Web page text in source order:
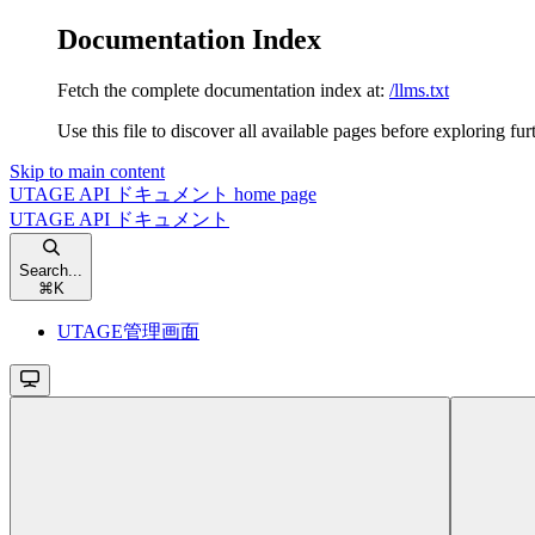
Documentation Index
Fetch the complete documentation index at: /llms.txt
Use this file to discover all available pages before exploring
Skip to main content
UTAGE API ドキュメント home page
UTAGE API ドキュメント
Search...
⌘ K
UTAGE管理画面